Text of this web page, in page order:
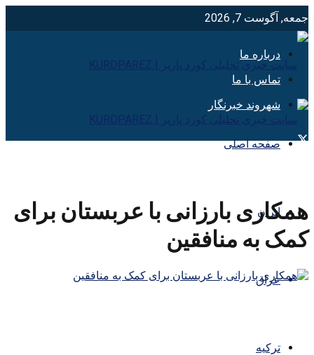
جمعه, آگوست 7, 2026
درباره ما
تماس با ما
شهروند خبرنگار
صفحه اصلی
ایران
عراق
ترکیه
همکاری بارزانی با عربستان برای
کمک به منافقین